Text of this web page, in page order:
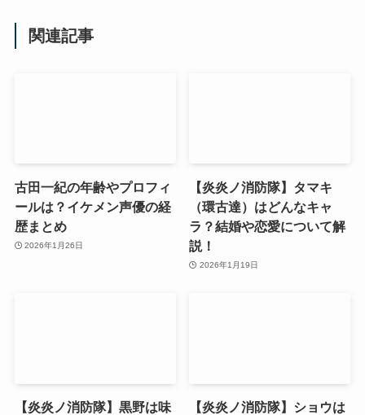
関連記事
古田一紀の年齢やプロフィ
ールは？イケメン声優の経
歴まとめ
2026年1月26日
【炎炎ノ消防隊】タマキ
（環古達）はどんなキャ
ラ？結婚や恋愛について解
説！
2026年1月19日
【炎炎ノ消防隊】黒野は味
【炎炎ノ消防隊】ショウは